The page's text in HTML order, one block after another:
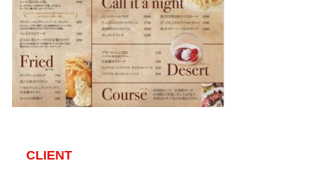
CLIENT